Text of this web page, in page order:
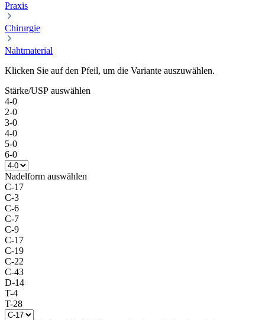
Praxis
Chirurgie
Nahtmaterial
Klicken Sie auf den Pfeil, um die Variante auszuwählen.
Stärke/USP auswählen
4-0
2-0
3-0
4-0
5-0
6-0
Nadelform auswählen
C-17
C-3
C-6
C-7
C-9
C-17
C-19
C-22
C-43
D-14
T-4
T-28